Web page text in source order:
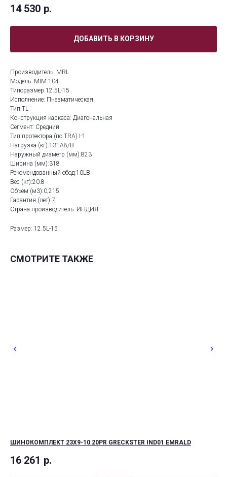
14 530 р.
ДОБАВИТЬ В КОРЗИНУ
Производитель: MRL
Модель: MIM 104
Типоразмер:12.5L-15
Исполнение: Пневматическая
Тип:TL
Конструкция каркаса: Диагональная
Сегмент: Средний
Тип протектора (по TRA):I-1
Нагрузка (кг):131A8/B
Наружный диаметр (мм):823
Ширина (мм):318
Рекомендованный обод:10LB
Вес (кг):20.8
Объем (м3):0,215
Гарантия (лет):7
Страна производитель: ИНДИЯ
Размер: 12.5L-15
СМОТРИТЕ ТАКЖЕ
ШИНОКОМПЛЕКТ 23X9-10 20PR GRECKSTER IND01 EMRALD
16 261 р.